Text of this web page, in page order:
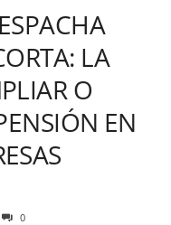
LA
O
EN
0